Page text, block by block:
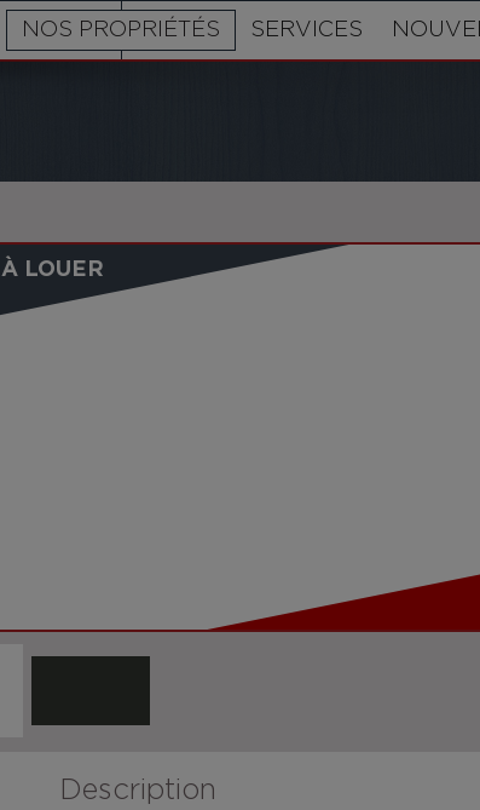
NOS PROPRIÉTÉS SERVICES
À LOUER
Description